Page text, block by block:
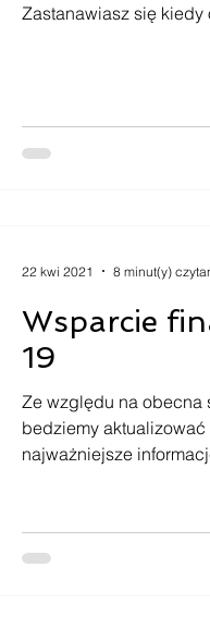
Zastanawiasz się kiedy
Wsparcie
19
Ze względu na obecna
bedziemy
najważniejsze
22 kwi 2021 8 minut(y)